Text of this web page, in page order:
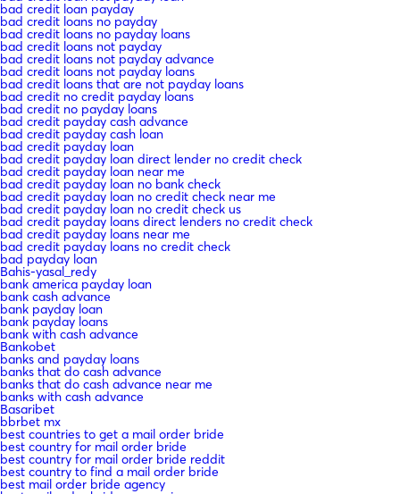
bad credit loan payday
bad credit loans no payday
bad credit loans no payday loans
bad credit loans not payday
bad credit loans not payday advance
bad credit loans not payday loans
bad credit loans that are not payday loans
bad credit no credit payday loans
bad credit no payday loans
bad credit payday cash advance
bad credit payday cash loan
bad credit payday loan
bad credit payday loan direct lender no credit check
bad credit payday loan near me
bad credit payday loan no bank check
bad credit payday loan no credit check near me
bad credit payday loan no credit check us
bad credit payday loans direct lenders no credit check
bad credit payday loans near me
bad credit payday loans no credit check
bad payday loan
Bahis-yasal_redy
bank america payday loan
bank cash advance
bank payday loan
bank payday loans
bank with cash advance
Bankobet
banks and payday loans
banks that do cash advance
banks that do cash advance near me
banks with cash advance
Basaribet
bbrbet mx
best countries to get a mail order bride
best country for mail order bride
best country for mail order bride reddit
best country to find a mail order bride
best mail order bride agency